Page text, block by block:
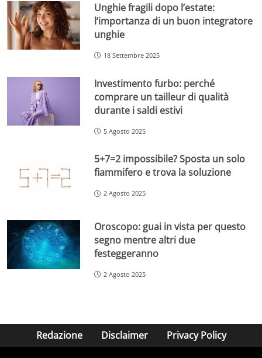
Unghie fragili dopo l’estate:
l’importanza di un buon integratore
unghie
18 Settembre 2025
Investimento furbo: perché
comprare un tailleur di qualità
durante i saldi estivi
5 Agosto 2025
5+7=2 impossibile? Sposta un solo
fiammifero e trova la soluzione
2 Agosto 2025
Oroscopo: guai in vista per questo
segno mentre altri due
festeggeranno
2 Agosto 2025
Redazione Disclaimer Privacy Policy